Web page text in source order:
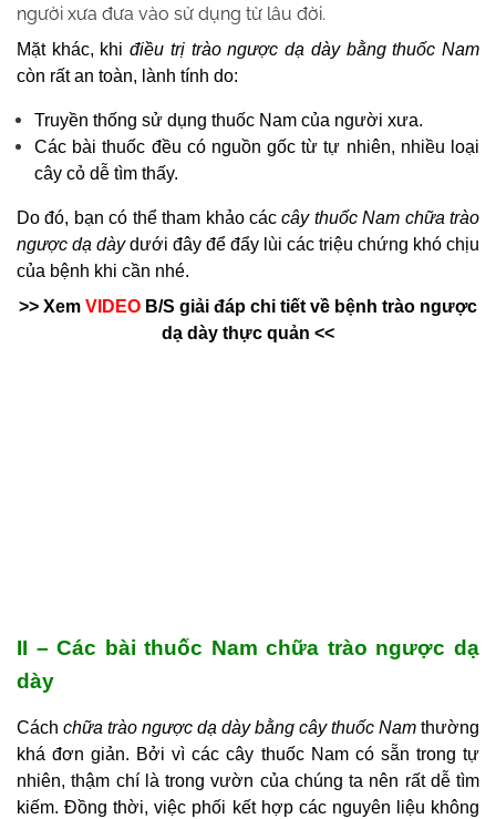
người xưa đưa vào sử dụng từ lâu đời.
Mặt khác, khiđiều trị trào ngược dạ dày bằng thuốc Nam
còn rất an toàn, lành tính do:
Truyền thống sử dụng thuốc Nam của người xưa.
Các bài thuốc đều có nguồn gốc từ tự nhiên, nhiều loại
cây cỏ dễ tìm thấy.
Do đó, bạn có thể tham khảo các cây thuốc Nam chữa trào
ngược dạ dày dưới đây để đẩy lùi các triệu chứng khó chịu
của bệnh khi cần nhé.
>> Xem VIDEO B/S giải đáp chi tiết về bệnh trào ngược
dạ dày thực quản <<
II – Các bài thuốc Nam chữa trào ngược dạ
dày
Cách chữa trào ngược dạ dày bằng cây thuốc Nam thường
khá đơn giản. Bởi vì các cây thuốc Nam có sẵn trong tự
nhiên, thậm chí là trong vườn của chúng ta nên rất dễ tìm
kiếm. Đồng thời, việc phối kết hợp các nguyên liệu không